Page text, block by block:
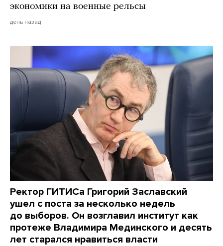
экономики на военные рельсы
день назад
Ректор ГИТИСа Григорий Заславский
ушел с поста за несколько недель
до выборов. Он возглавил институт как
протеже Владимира Мединского и десять
лет старался нравиться власти